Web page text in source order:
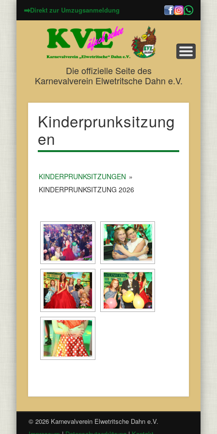
➡Direkt zur Umzugsanmeldung
Die offizielle Seite des
Karnevalverein Elwetritsche Dahn e.V.
Kinderprunksitzung
en
KINDERPRUNKSITZUNGEN »
KINDERPRUNKSITZUNG 2026
© 2026 Karnevalverein Elwetritsche Dahn e.V.